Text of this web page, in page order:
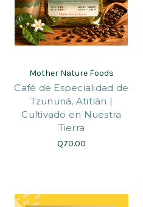
Mother Nature Foods
Café de Especialidad de
Tzununá, Atitlán |
Cultivado en Nuestra
Tierra
Q70.00